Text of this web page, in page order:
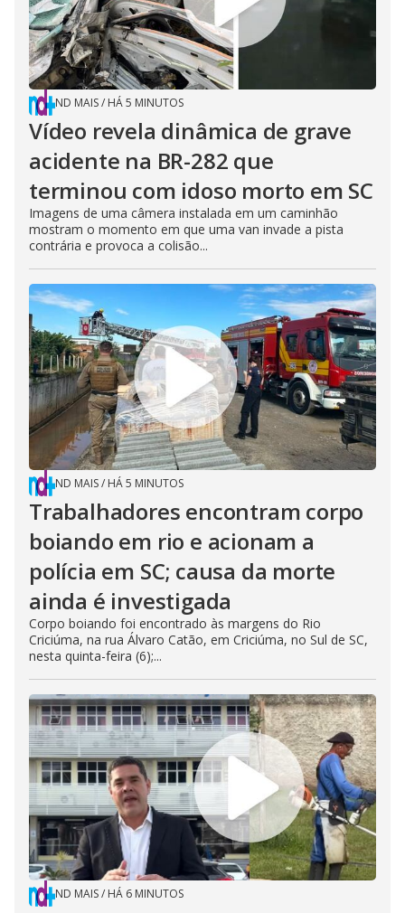
ND MAIS/ HÁ 5 MINUTOS
Vídeo revela dinâmica de grave
acidente na BR-282 que
terminou com idoso morto em SC
Imagens de uma câmera instalada em um caminhão
mostram o momento em que uma van invade a pista
contrária e provoca a colisão...
ND MAIS/ HÁ 5 MINUTOS
Trabalhadores encontram corpo
boiando em rio e acionam a
polícia em SC; causa da morte
ainda é investigada
Corpo boiando foi encontrado às margens do Rio
Criciúma, na rua Álvaro Catão, em Criciúma, no Sul de SC,
nesta quinta-feira (6);...
ND MAIS/ HÁ 6 MINUTOS